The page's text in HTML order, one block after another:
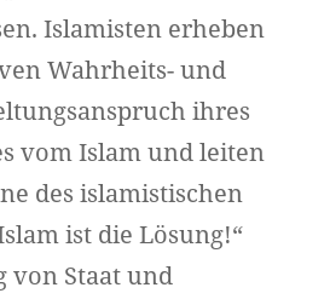
Islamisten erheben
Wahrheits- und
ihres
vom Islam und leiten
des islamistischen
ist die Lösung!“
von Staat und